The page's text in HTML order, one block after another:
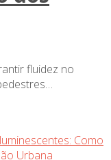
fluidez no